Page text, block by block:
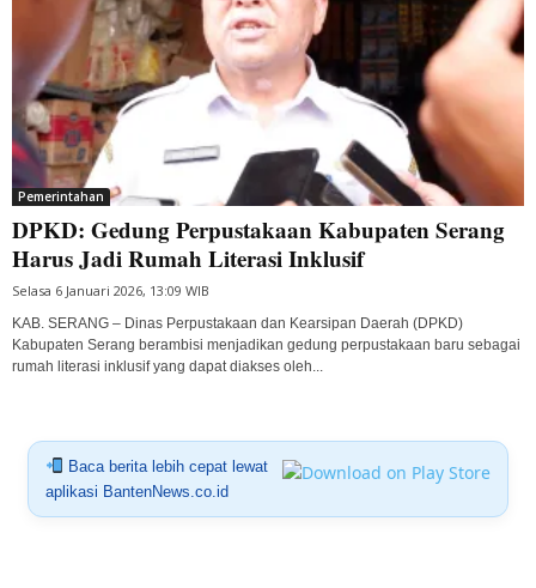
Pemerintahan
DPKD: Gedung Perpustakaan Kabupaten Serang
Harus Jadi Rumah Literasi Inklusif
Selasa 6 Januari 2026, 13:09 WIB
KAB. SERANG – Dinas Perpustakaan dan Kearsipan Daerah (DPKD)
Kabupaten Serang berambisi menjadikan gedung perpustakaan baru sebagai
rumah literasi inklusif yang dapat diakses oleh...
Baca berita lebih cepat lewat
aplikasi BantenNews.co.id